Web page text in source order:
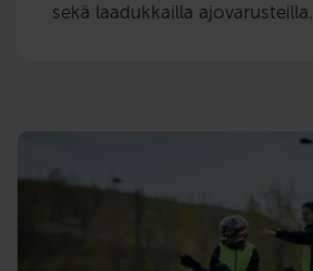
sekä laadukkailla ajovarusteilla.